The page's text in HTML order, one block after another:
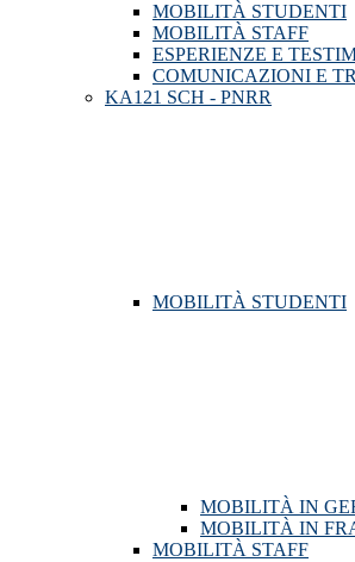
MOBILITÀ STUDENTI
MOBILITÀ STAFF
ESPERIENZE E
COMUNICAZIONI E
KA121 SCH - PNRR
MOBILITÀ STUDENTI
MOBILITÀ IN
MOBILITÀ IN
MOBILITÀ STAFF